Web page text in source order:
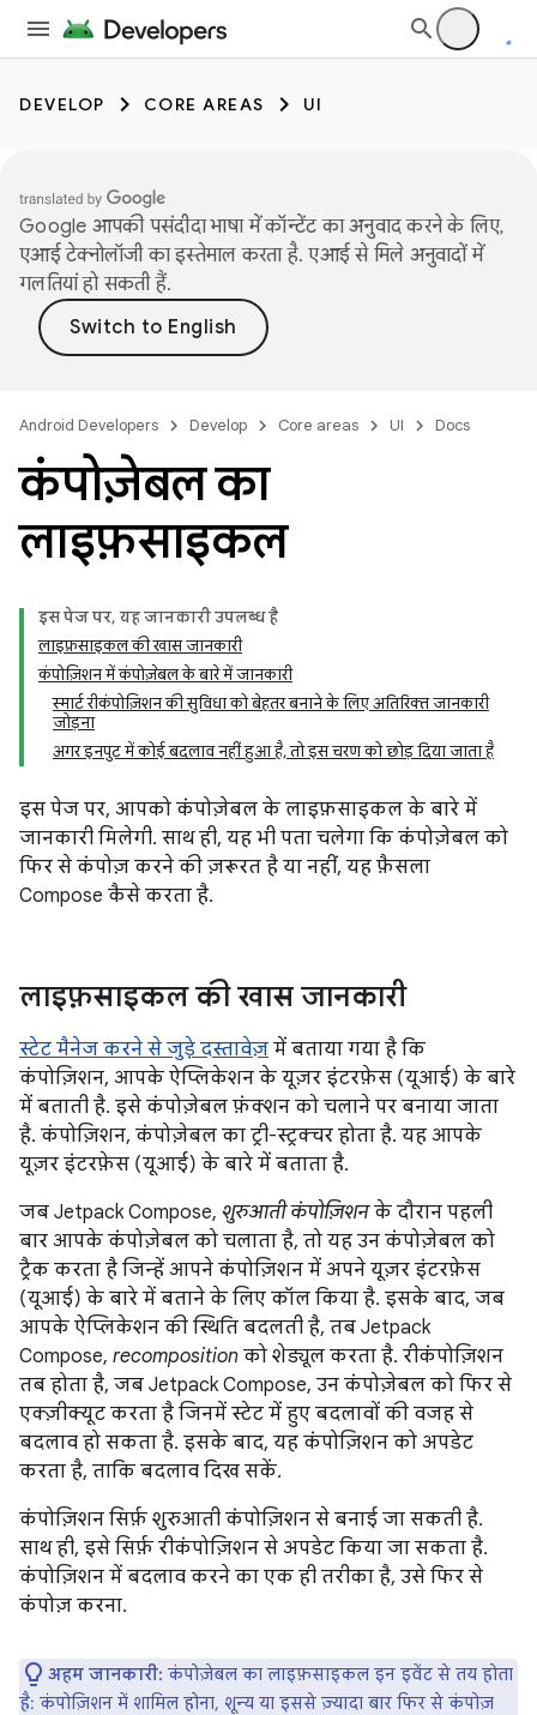
DEVELOP CORE AREAS UI
Google आपकी पसंदीदा भाषा में कॉन्टेंट का अनुवाद करने के लिए,
एआई टेक्नोलॉजी का इस्तेमाल करता है. एआई से मिले अनुवादों में
गलतियां हो सकती हैं.
Android Developers Develop Core areas UI Docs
कंपोज़ेबल का
लाइफ़साइकल
इस पेज पर, यह जानकारी उपलब्ध है
लाइफ़साइकल की खास जानकारी
कंपोज़िशन में कंपोज़ेबल के बारे में जानकारी
स्मार्ट रीकंपोज़िशन की सुविधा को बेहतर बनाने के लिए अतिरिक्त जानकारी
जोड़ना
अगर इनपुट में कोई बदलाव नहीं हुआ है, तो इस चरण को छोड़ दिया जाता है
इस पेज पर, आपको कंपोज़ेबल के लाइफ़साइकल के बारे में
जानकारी मिलेगी. साथ ही, यह भी पता चलेगा कि कंपोज़ेबल को
फिर से कंपोज़ करने की ज़रूरत है या नहीं, यह फ़ैसला
Compose कैसे करता है.
लाइफ़साइकल की खास जानकारी
स्टेट मैनेज करने से जुड़े दस्तावेज़ में बताया गया है कि
कंपोज़िशन, आपके ऐप्लिकेशन के यूज़र इंटरफ़ेस (यूआई) के बारे
में बताती है. इसे कंपोज़ेबल फ़ंक्शन को चलाने पर बनाया जाता
है. कंपोज़िशन, कंपोज़ेबल का ट्री-स्ट्रक्चर होता है. यह आपके
यूज़र इंटरफ़ेस (यूआई) के बारे में बताता है.
जब Jetpack Compose, शुरुआती कंपोज़िशनके दौरान पहली
बार आपके कंपोज़ेबल को चलाता है, तो यह उन कंपोज़ेबल को
ट्रैक करता है जिन्हें आपने कंपोज़िशन में अपने यूज़र इंटरफ़ेस
(यूआई) के बारे में बताने के लिए कॉल किया है. इसके बाद, जब
आपके ऐप्लिकेशन की स्थिति बदलती है, तब Jetpack
Compose, recomposition को शेड्यूल करता है. रीकंपोज़िशन
तब होता है, जब Jetpack Compose, उन कंपोज़ेबल को फिर से
एक्ज़ीक्यूट करता है जिनमें स्टेट में हुए बदलावों की वजह से
बदलाव हो सकता है. इसके बाद, यह कंपोज़िशन को अपडेट
करता है, ताकि बदलाव दिख सकें.
कंपोज़िशन सिर्फ़ शुरुआती कंपोज़िशन से बनाई जा सकती है.
साथ ही, इसे सिर्फ़ रीकंपोज़िशन से अपडेट किया जा सकता है.
कंपोज़िशन में बदलाव करने का एक ही तरीका है, उसे फिर से
कंपोज़ करना.
अहम जानकारी: कंपोज़ेबल का लाइफ़साइकल इन इवेंट से तय होता
है: कंपोज़िशन में शामिल होना, शून्य या इससे ज़्यादा बार फिर से कंपोज़